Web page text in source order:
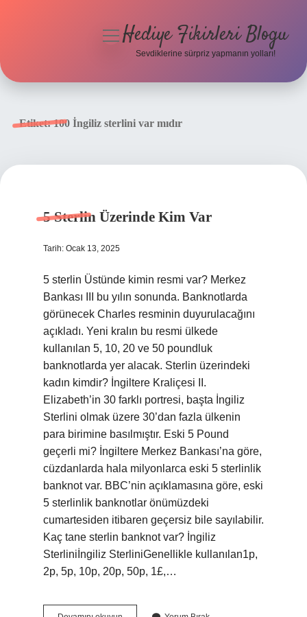
menüyüHediye Fikirleri Blogu
Sevdiklerine sürpriz yapmanın yolları!
Etiket:100 İngiliz sterlini var mıdır
5 Sterlin Üzerinde Kim Var
Tarih: Ocak 13, 2025
5 sterlin Üstünde kimin resmi var? Merkez
Bankası III bu yılın sonunda. Banknotlarda
görünecek Charles resminin duyurulacağını
açıkladı. Yeni kralın bu resmi ülkede
kullanılan 5, 10, 20 ve 50 poundluk
banknotlarda yer alacak. Sterlin üzerindeki
kadın kimdir? İngiltere Kraliçesi II.
Elizabeth’in 30 farklı portresi, başta İngiliz
Sterlini olmak üzere 30’dan fazla ülkenin
para birimine basılmıştır. Eski 5 Pound
geçerli mi? İngiltere Merkez Bankası’na göre,
cüzdanlarda hala milyonlarca eski 5 sterlinlik
banknot var. BBC’nin açıklamasına göre, eski
5 sterlinlik banknotlar önümüzdeki
cumartesiden itibaren geçersiz bile sayılabilir.
Kaç tane sterlin banknot var? İngiliz
Sterliniİngiliz SterliniGenellikle kullanılan1p,
2p, 5p, 10p, 20p, 50p, 1£,…